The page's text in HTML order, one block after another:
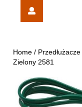
Gbu
2581
Home / Przedłużacze
Zielony 2581